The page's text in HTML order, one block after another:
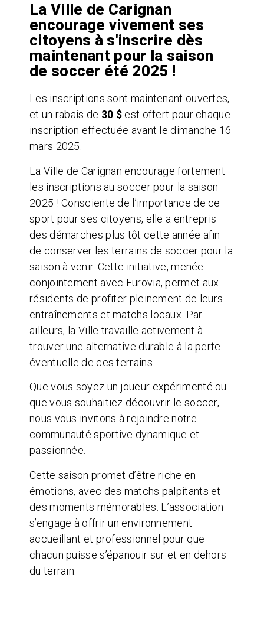
La Ville de Carignan
encourage vivement ses
citoyens à s'inscrire dès
maintenant pour la saison
de soccer été 2025 !
Les inscriptions sont maintenant ouvertes,
et un rabais de 30 $ est offert pour chaque
inscription effectuée avant le dimanche 16
mars 2025.
La Ville de Carignan encourage fortement
les inscriptions au soccer pour la saison
2025 ! Consciente de l’importance de ce
sport pour ses citoyens, elle a entrepris
des démarches plus tôt cette année afin
de conserver les terrains de soccer pour la
saison à venir. Cette initiative, menée
conjointement avec Eurovia, permet aux
résidents de profiter pleinement de leurs
entraînements et matchs locaux. Par
ailleurs, la Ville travaille activement à
trouver une alternative durable à la perte
éventuelle de ces terrains.
Que vous soyez un joueur expérimenté ou
que vous souhaitiez découvrir le soccer,
nous vous invitons à rejoindre notre
communauté sportive dynamique et
passionnée.
Cette saison promet d’être riche en
émotions, avec des matchs palpitants et
des moments mémorables. L’association
s’engage à offrir un environnement
accueillant et professionnel pour que
chacun puisse s’épanouir sur et en dehors
du terrain.